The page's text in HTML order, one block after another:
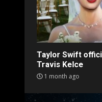
Taylor Swift
Travis Kelce
1 month ago